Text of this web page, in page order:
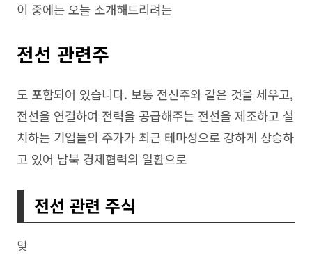
이 중에는 오늘 소개해드리려는
전선 관련주
도 포함되어 있습니다. 보통 전신주와 같은 것을 세우고,
전선을 연결하여 전력을 공급해주는 전선을 제조하고 설
치하는 기업들의 주가가 최근 테마성으로 강하게 상승하
고 있어 남북 경제협력의 일환으로
전선 관련 주식
및